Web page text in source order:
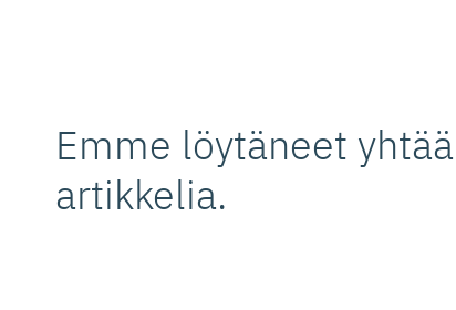
Emme löytäneet
artikkelia.